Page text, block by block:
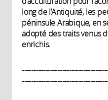
long de l’Antiquité, les
péninsule Arabique, en
adopté des traits venus
enrichis.